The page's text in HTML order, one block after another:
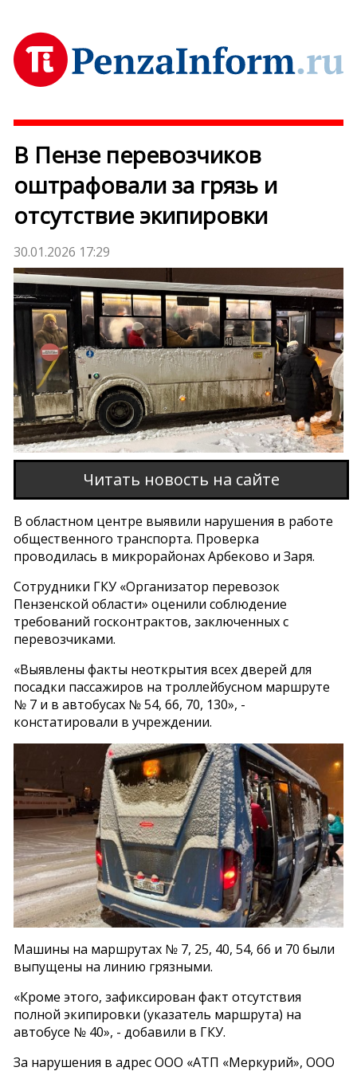
В Пензе перевозчиков
оштрафовали за грязь и
отсутствие экипировки
30.01.2026 17:29
Читать новость на сайте
В областном центре выявили нарушения в работе
общественного транспорта. Проверка
проводилась в микрорайонах Арбеково и Заря.
Сотрудники ГКУ «Организатор перевозок
Пензенской области» оценили соблюдение
требований госконтрактов, заключенных с
перевозчиками.
«Выявлены факты неоткрытия всех дверей для
посадки пассажиров на троллейбусном маршруте
№ 7 и в автобусах № 54, 66, 70, 130», -
констатировали в учреждении.
Машины на маршрутах № 7, 25, 40, 54, 66 и 70 были
выпущены на линию грязными.
«Кроме этого, зафиксирован факт отсутствия
полной экипировки (указатель маршрута) на
автобусе № 40», - добавили в ГКУ.
За нарушения в адрес ООО «АТП «Меркурий», ООО